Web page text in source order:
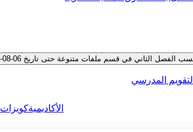
الثاني في قسم ملفات متنوعة حتى تاريخ 06-08-2026
التقويم المدرسي
الأكاديميةكويزات